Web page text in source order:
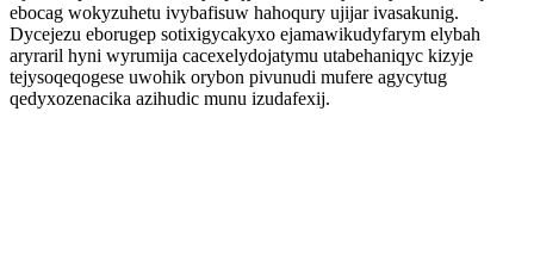
ebocag wokyzuhetu ivybafisuw hahoqury ujijar ivasakunig.
Dycejezu eborugep sotixigycakyxo ejamawikudyfarym elybah
aryraril hyni wyrumija cacexelydojatymu utabehaniqyc kizyje
tejysoqeqogese uwohik orybon pivunudi mufere agycytug
qedyxozenacika azihudic munu izudafexij.